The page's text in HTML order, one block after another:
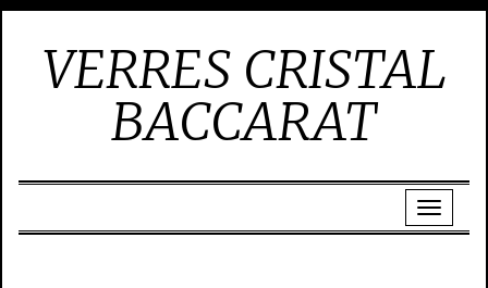
VERRES CRISTAL
BACCARAT